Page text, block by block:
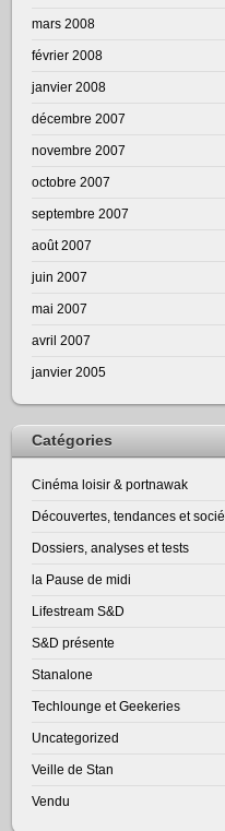
mars 2008
février 2008
janvier 2008
décembre 2007
novembre 2007
octobre 2007
septembre 2007
août 2007
juin 2007
mai 2007
avril 2007
janvier 2005
Catégories
Cinéma loisir & portnawak
Découvertes, tendances et
Dossiers, analyses et tests
la Pause de midi
Lifestream S&D
S&D présente
Stanalone
Techlounge et Geekeries
Uncategorized
Veille de Stan
Vendu